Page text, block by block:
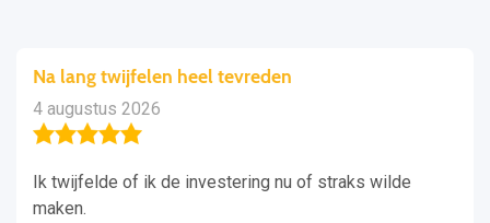
Na lang twijfelen heel tevreden
4 augustus 2026
Ik twijfelde of ik de investering nu of straks wilde
maken.